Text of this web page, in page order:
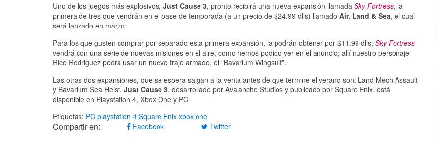
Uno de los juegos más explosivos, Just Cause 3, pronto recibirá una nueva expansión llamada Sky Fortress, la
primera de tres que vendrán en el pase de temporada (a un precio de $24.99 dlls) llamado Air, Land & Sea, el cual
será lanzado en marzo.
Para los que gusten comprar por separado esta primera expansión, la podrán obtener por $11.99 dlls; Sky Fortress
vendrá con una serie de nuevas misiones en el aire, como hemos podido ver en el anuncio; allí nuestro personaje
Rico Rodriguez podrá usar un nuevo traje armado, el “Bavarium Wingsuit”.
Las otras dos expansiones, que se espera salgan a la venta antes de que termine el verano son: Land Mech Assault
y Bavarium Sea Heist. Just Cause 3, desarrollado por Avalanche Studios y publicado por Square Enix, está
disponible en Playstation 4, Xbox One y PC
Etiquetas: PC playstation 4 Square Enix xbox one
Compartir en: Facebook Twitter